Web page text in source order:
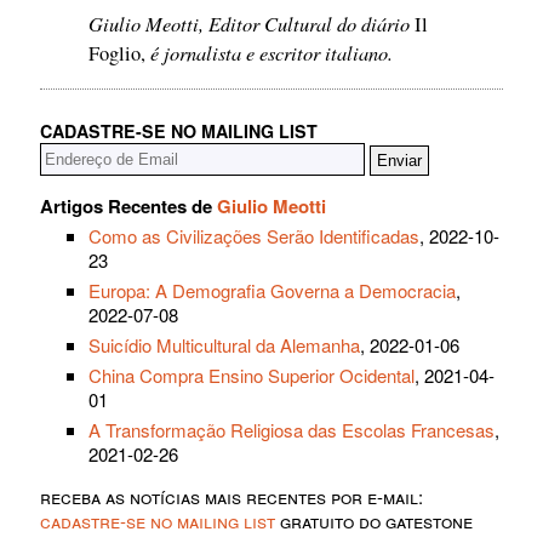
Giulio Meotti, Editor Cultural do diárioIl
Foglio,é jornalista e escritor italiano.
CADASTRE-SE NO MAILING LIST
Artigos Recentes deGiulio Meotti
Como as Civilizações Serão Identificadas, 2022-10-
23
Europa: A Demografia Governa a Democracia,
2022-07-08
Suicídio Multicultural da Alemanha, 2022-01-06
China Compra Ensino Superior Ocidental, 2021-04-
01
A Transformação Religiosa das Escolas Francesas,
2021-02-26
receba as notícias mais recentes por e-mail:
cadastre-se no mailing listgratuito do gatestone